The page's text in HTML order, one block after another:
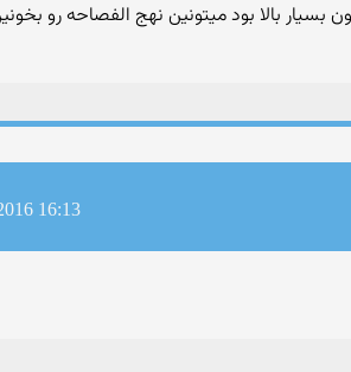
بالا بود میتونین نهج الفصاحه رو
16:13